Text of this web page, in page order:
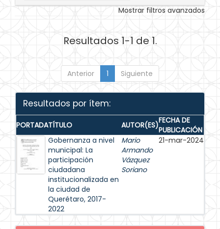
Mostrar filtros avanzados
Resultados 1-1 de 1.
Anterior 1 Siguiente
Resultados por ítem:
PORTADATÍTULO AUTOR(ES)FECHA DE
PUBLICACIÓN
Gobernanza a nivel
municipal: La
participación
ciudadana
institucionalizada en
la ciudad de
Querétaro, 2017-
2022
Mario
Armando
Vázquez
Soriano
21-mar-2024